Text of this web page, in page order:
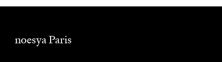
noesya Paris